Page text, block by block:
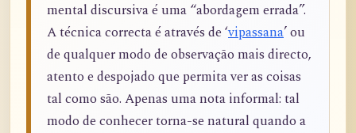
mental discursiva é uma “abordagem errada”.
A técnica correcta é através de ‘vipassana’ ou
de qualquer modo de observação mais directo,
atento e despojado que permita ver as coisas
tal como são. Apenas uma nota informal: tal
modo de conhecer torna-se natural quando a